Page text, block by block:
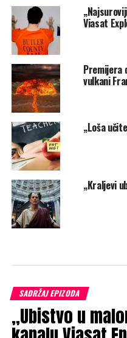
Viasat
Premijera
vulkani
„Loša
„Kraljevi
SADRŽAJ EPIZODA
„Ubistvo u